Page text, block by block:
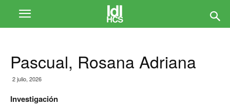
Pascual, Rosana Adriana
2 julio, 2026
Investigación